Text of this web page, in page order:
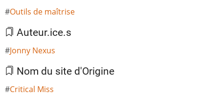
Outils de maîtrise
Auteur.ice.s
Jonny Nexus
Nom du site d'Origine
Critical Miss